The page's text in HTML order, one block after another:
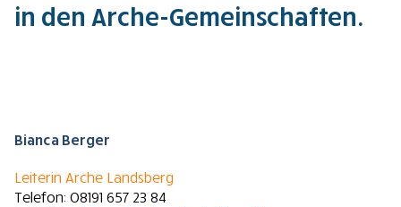
in den Arche-Gemeinschaften.
Bianca Berger
Leiterin Arche Landsberg
Telefon: 08191 657 23 84